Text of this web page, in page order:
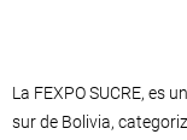
La FEXPO SUCRE, es
sur de Bolivia,